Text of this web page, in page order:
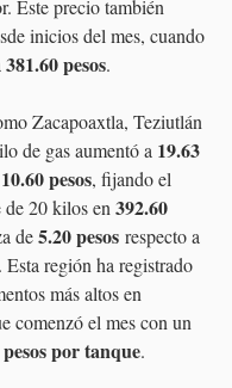
Este precio también
inicios del mes, cuando
381.60 pesos.
Zacapoaxtla, Teziutlán
de gas aumentó a 19.63
10.60 pesos, fijando el
de 20 kilos en 392.60
de 5.20 pesos respecto a
Esta región ha registrado
más altos en
comenzó el mes con un
por tanque.